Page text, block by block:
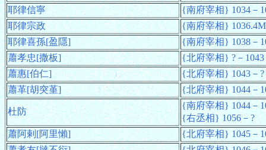
耶律信寧
{南府宰相} 1034－
耶律宗政
{南府宰相}
耶律喜孫[盈隱]
{南府宰相} 1038－
蕭孝忠[撒板]
{北府宰相} ?－1043
蕭惠[伯仁]
{北府宰相} 1043－?
蕭革[胡突堇]
{北府宰相} 1044－
杜防
{南府宰相} 1044－
{右丞相} 1056－?
蕭阿剌[阿里懶]
{北府宰相} 1045－